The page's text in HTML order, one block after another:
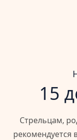
15
Стрельцам,
рекомендуется